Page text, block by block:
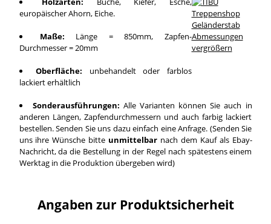
europäischer Ahorn, Eiche.
Maße: Länge = 850mm, Zapfen-
Durchmesser = 20mm
Oberfläche: unbehandelt oder farblos
lackiert erhältlich
vergrößern
Sonderausführungen: Alle Varianten können Sie auch in
anderen Längen, Zapfendurchmessern und auch farbig lackiert
bestellen. Senden Sie uns dazu einfach eine Anfrage. (Senden Sie
uns ihre Wünsche bitte unmittelbar nach dem Kauf als Ebay-
Nachricht, da die Bestellung in der Regel nach spätestens einem
Werktag in die Produktion übergeben wird)
Angaben zur Produktsicherheit